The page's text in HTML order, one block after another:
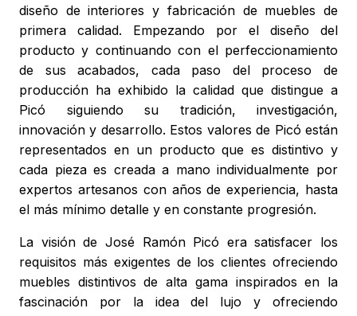
diseño de interiores y fabricación de muebles de
primera calidad. Empezando por el diseño del
producto y continuando con el perfeccionamiento
de sus acabados, cada paso del proceso de
producción ha exhibido la calidad que distingue a
Picó siguiendo su tradición, investigación,
innovación y desarrollo. Estos valores de Picó están
representados en un producto que es distintivo y
cada pieza es creada a mano individualmente por
expertos artesanos con años de experiencia, hasta
el más mínimo detalle y en constante progresión.
La visión de José Ramón Picó era satisfacer los
requisitos más exigentes de los clientes ofreciendo
muebles distintivos de alta gama inspirados en la
fascinación por la idea del lujo y ofreciendo